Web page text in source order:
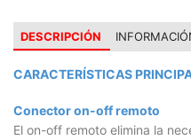
DESCRIPCIÓN
CARACTERÍSTICAS
Conector on-off remoto
El on-off remoto elimina la